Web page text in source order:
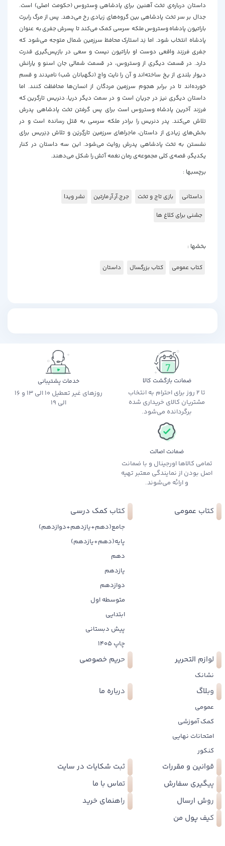
داستان درباره‌ی تخت آهنین برای پادشاهی وِستروس (حکومت اصلی) است.
جدال بر سر تخت پادشاهی بین گروه‌های زیادی رخ می‌دهد. پس از مرگ رابرت
باراتیون پادشاه وستروس ملکه سرسی کمک می‌کند تا پسرش جفری به عنوان
پادشاه انتخاب شود. اما نِد استارک‌ محافظ سرزمین شمال متوجه می‌شود که
جفری فرزند واقعی دوست او باراتیون نیست و سعی در بازپس‌گیری قدرت
دارد. در قسمت دیگری از وستروس، در قسمت شمالی جان اسنو و یارانش
دیوار بلندی از یخ ساخته‌اند و آن را نایت واچ (نگهبانان شب) نامیدند و قسم
خورده‌اند تا در برابر هجوم سرزمین مردگان از انسان‌ها محافظت کنند. اما
داستان دیگری نیز در جریان است و در سمت دیگر دریا، دنریس تارگرین که
فرزند آخرین پادشاه وستروس است برای پس گرفتن تخت پادشاهی پدرش
تلاش می‌کند. پدر دنریس را برادر ملکه سرسی به قتل رسانده است و در
بخش‌های زیادی از داستان، ماجراهای سرزمین تارگِریَن و تلاش دِنِریس برای
نشستن به تخت پادشاهی پدرش روایت می‌شود. این سه داستان در کنار
یکدیگر، قصه‌ی کلی مجموعه‌ی رمان نغمه آتش را شکل می‌دهند.
برچسبها :
داستانی بازی تاج و تخت جرج.آر.آر.مارتین نشر ویدا
جشنی برای کلاغ ها
بخشها :
کتاب عمومی کتاب بزرگسال داستان
ضمانت بازگشت کالا
تا 2 روز برای احترام به انتخاب
مشتریان کالای خریداری شده
برگردانده می‌شود.
خدمات پشتیبانی
روزهای غیر تعطیل 10 الی 13 و 16
الی 19
ضمانت اصالت
تمامی کالاها اورجینال و با ضمانت
اصل بودن از نمایندگی معتبر تهیه
و ارائه می‌شوند.
کتاب عمومی کتاب کمک درسی
جامع(دهم+یازدهم+دوازدهم)
پایه(دهم+یازدهم)
دهم
یازدهم
دوازدهم
متوسطه اول
ابتدایی
پیش دبستانی
چاپ 1405
لوازم التحریر
نشانک
حریم خصوصی
وبلاگ
عمومی
کمک آموزشی
امتحانات نهایی
کنکور
درباره ما
قوانین و مقررات
ثبت شکایات در سایت
پیگیری سفارش
تماس با ما
روش ارسال
راهنمای خرید
کیف پول من